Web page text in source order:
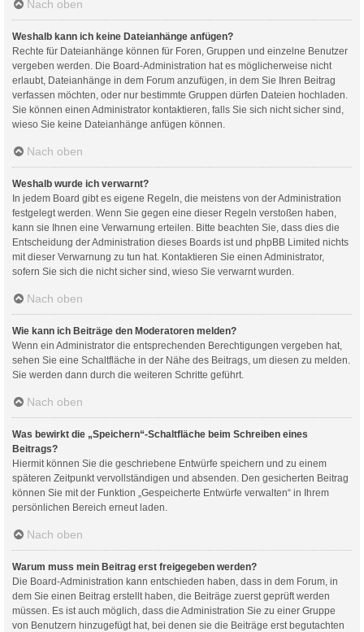
Nach oben
Weshalb kann ich keine Dateianhänge anfügen?
Rechte für Dateianhänge können für Foren, Gruppen und einzelne Benutzer
vergeben werden. Die Board-Administration hat es möglicherweise nicht
erlaubt, Dateianhänge in dem Forum anzufügen, in dem Sie Ihren Beitrag
verfassen möchten, oder nur bestimmte Gruppen dürfen Dateien hochladen.
Sie können einen Administrator kontaktieren, falls Sie sich nicht sicher sind,
wieso Sie keine Dateianhänge anfügen können.
Nach oben
Weshalb wurde ich verwarnt?
In jedem Board gibt es eigene Regeln, die meistens von der Administration
festgelegt werden. Wenn Sie gegen eine dieser Regeln verstoßen haben,
kann sie Ihnen eine Verwarnung erteilen. Bitte beachten Sie, dass dies die
Entscheidung der Administration dieses Boards ist und phpBB Limited nichts
mit dieser Verwarnung zu tun hat. Kontaktieren Sie einen Administrator,
sofern Sie sich die nicht sicher sind, wieso Sie verwarnt wurden.
Nach oben
Wie kann ich Beiträge den Moderatoren melden?
Wenn ein Administrator die entsprechenden Berechtigungen vergeben hat,
sehen Sie eine Schaltfläche in der Nähe des Beitrags, um diesen zu melden.
Sie werden dann durch die weiteren Schritte geführt.
Nach oben
Was bewirkt die „Speichern“-Schaltfläche beim Schreiben eines
Beitrags?
Hiermit können Sie die geschriebene Entwürfe speichern und zu einem
späteren Zeitpunkt vervollständigen und absenden. Den gesicherten Beitrag
können Sie mit der Funktion „Gespeicherte Entwürfe verwalten“ in Ihrem
persönlichen Bereich erneut laden.
Nach oben
Warum muss mein Beitrag erst freigegeben werden?
Die Board-Administration kann entschieden haben, dass in dem Forum, in
dem Sie einen Beitrag erstellt haben, die Beiträge zuerst geprüft werden
müssen. Es ist auch möglich, dass die Administration Sie zu einer Gruppe
von Benutzern hinzugefügt hat, bei denen sie die Beiträge erst begutachten